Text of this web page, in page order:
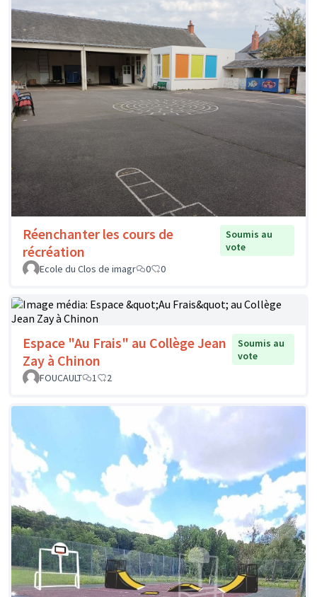
Réenchanter les cours de
récréation
Soumis au
vote
Ecole du Clos de imagr
0 0
Espace "Au Frais" au Collège Jean
Zay à Chinon
Soumis au
vote
FOUCAULT
1 2